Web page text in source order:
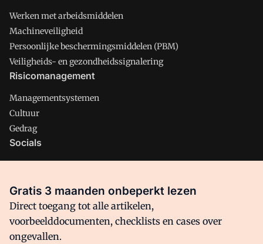
Werken met arbeidsmiddelen
Machineveiligheid
Persoonlijke beschermingsmiddelen (PBM)
Veiligheids- en gezondheidssignalering
Risicomanagement
Managementsystemen
Cultuur
Gedrag
Socials
Facebook
Gratis 3 maanden onbeperkt lezen
Direct toegang tot alle artikelen,
voorbeelddocumenten, checklists en cases over
ongevallen.